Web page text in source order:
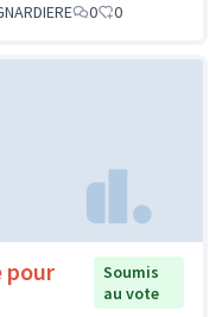
0 0
pour
Soumis
au vote